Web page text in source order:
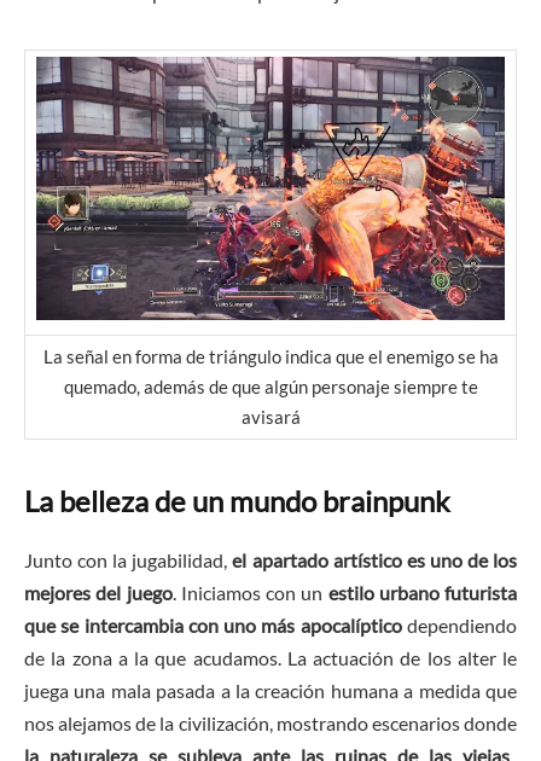
La señal en forma de triángulo indica que el enemigo se ha
quemado, además de que algún personaje siempre te
avisará
La belleza de un mundo brainpunk
Junto con la jugabilidad, el apartado artístico es uno de los
mejores del juego. Iniciamos con un estilo urbano futurista
que se intercambia con uno más apocalípticodependiendo
de la zona a la que acudamos. La actuación de los alter le
juega una mala pasada a la creación humana a medida que
nos alejamos de la civilización, mostrando escenarios donde
la naturaleza se subleva ante las ruinas de las viejas